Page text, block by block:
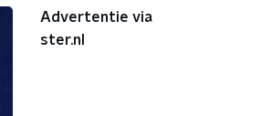
Advertentie via
ster.nl